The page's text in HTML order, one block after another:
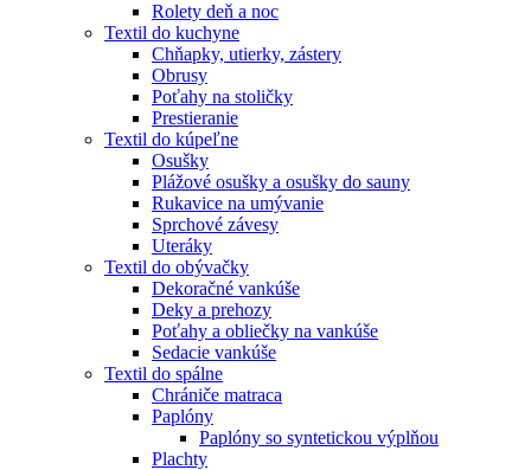
Rolety deň a noc
Textil do kuchyne
Chňapky, utierky, zástery
Obrusy
Poťahy na stoličky
Prestieranie
Textil do kúpeľne
Osušky
Plážové osušky a osušky do sauny
Rukavice na umývanie
Sprchové závesy
Uteráky
Textil do obývačky
Dekoračné vankúše
Deky a prehozy
Poťahy a obliečky na vankúše
Sedacie vankúše
Textil do spálne
Chrániče matraca
Paplóny
Paplóny so syntetickou výplňou
Plachty